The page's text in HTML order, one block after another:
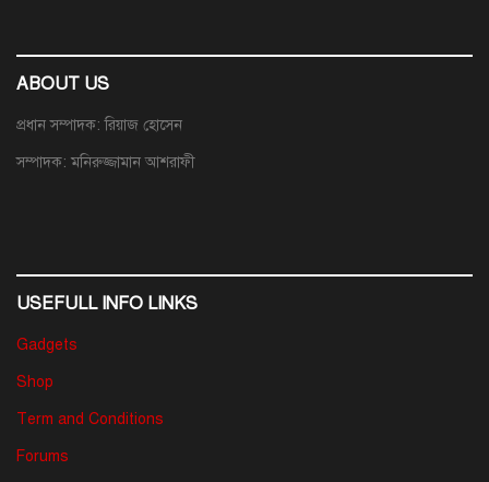
ABOUT US
প্রধান সম্পাদক: রিয়াজ হোসেন
সম্পাদক: মনিরুজ্জামান আশরাফী
USEFULL INFO LINKS
Gadgets
Shop
Term and Conditions
Forums